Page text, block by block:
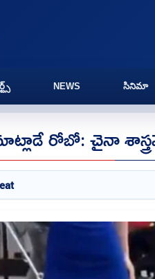
NEWS సినిమా
రోబో: చైనా